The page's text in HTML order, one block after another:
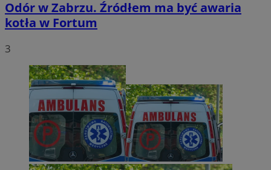
Odór w Zabrzu. Źródłem ma być awaria
kotła w Fortum
3